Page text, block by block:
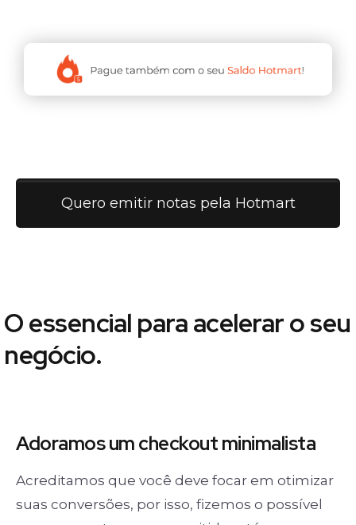
Quero emitir notas pela Hotmart
O essencial para acelerar o seu
negócio.
Adoramos umcheckout minimalista
Acreditamos que você deve focar em otimizar
suas conversões, por isso, fizemos o possível